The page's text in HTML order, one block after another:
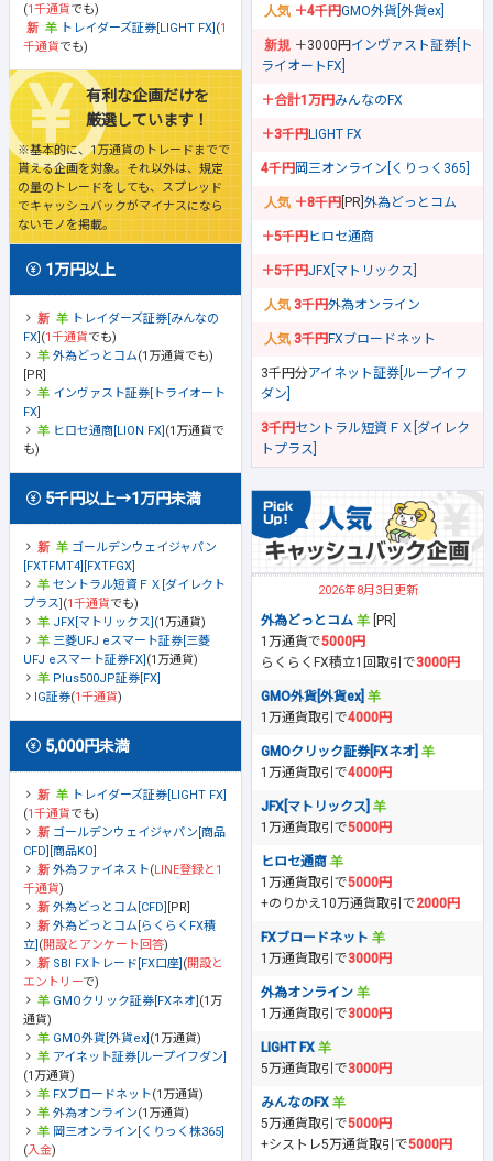
(1千通貨でも)
トレイダーズ証券[LIGHT FX] (1
千通貨でも)
有利な企画だけを
厳選しています！
※基本的に、1万通貨のトレードまでで
貰える企画を対象。それ以外は、規定
の量のトレードをしても、スプレッド
でキャッシュバックがマイナスになら
ないモノを掲載。
1万円以上
トレイダーズ証券[みんなの
FX] (1千通貨でも)
外為どっとコム(1万通貨でも)
[PR]
インヴァスト証券[トライオート
FX]
ヒロセ通商[LION FX] (1万通貨で
も)
5千円以上→1万円未満
ゴールデンウェイジャパン
[FXTFMT4][FXTFGX]
セントラル短資ＦＸ[ダイレクト
プラス] (1千通貨でも)
JFX[マトリックス] (1万通貨)
三菱UFJ eスマート証券[三菱
UFJ eスマート証券FX] (1万通貨)
Plus500JP証券[FX]
IG証券(1千通貨)
5,000円未満
トレイダーズ証券[LIGHT FX]
(1千通貨でも)
ゴールデンウェイジャパン[商品
CFD][商品KO]
外為ファイネスト(LINE登録と1
千通貨)
外為どっとコム[CFD]
[PR]
外為どっとコム[らくらくFX積
立] (開設とアンケート回答)
SBI FXトレード[FX口座] (開設と
エントリーで)
GMOクリック証券[FXネオ] (1万
通貨)
GMO外貨[外貨ex] (1万通貨)
アイネット証券[ループイフダン]
(1万通貨)
FXブロードネット(1万通貨)
外為オンライン(1万通貨)
岡三オンライン[くりっく株365]
(入金)
＋4千円GMO外貨[外貨ex]
＋3000円インヴァスト証券[ト
ライオートFX]
＋合計1万円みんなのFX
＋3千円LIGHT FX
4千円岡三オンライン[くりっく365]
＋8千円 [PR] 外為どっとコム
＋5千円ヒロセ通商
＋5千円JFX[マトリックス]
3千円外為オンライン
3千円FXブロードネット
3千円分アイネット証券[ループイフ
ダン]
3千円セントラル短資ＦＸ[ダイレク
トプラス]
2026年8月3日更新
外為どっとコム
[PR]
1万通貨で5000円
らくらくFX積立1回取引で3000円
GMO外貨[外貨ex]
1万通貨取引で4000円
GMOクリック証券[FXネオ]
1万通貨取引で4000円
JFX[マトリックス]
1万通貨取引で5000円
ヒロセ通商
1万通貨取引で5000円
+のりかえ10万通貨取引で2000円
FXブロードネット
1万通貨取引で3000円
外為オンライン
1万通貨取引で3000円
LIGHT FX
5万通貨取引で3000円
みんなのFX
5万通貨取引で5000円
+シストレ5万通貨取引で5000円